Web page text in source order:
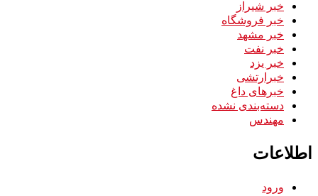
خبر شیراز
خبر فروشگاه
خبر مشهد
خبر نفت
خبر یزد
خبرارتشی
خبرهای داغ
دسته‌بندی نشده
مهندس
اطلاعات
ورود